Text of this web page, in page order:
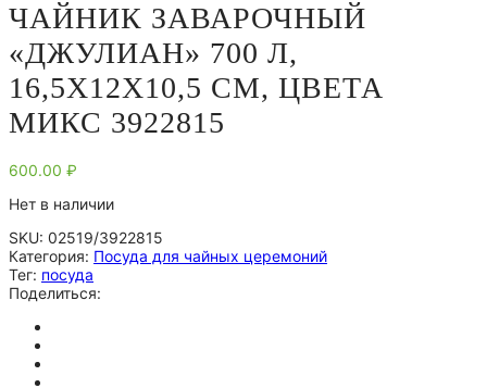
ЧАЙНИК ЗАВАРОЧНЫЙ
«ДЖУЛИАН» 700 Л,
16,5Х12Х10,5 СМ, ЦВЕТА
МИКС 3922815
600.00 ₽
Нет в наличии
SKU: 02519/3922815
Категория: Посуда для чайных церемоний
Тег: посуда
Поделиться: